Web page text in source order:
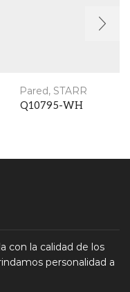
Pared, STARR
Q10795-WH
con la calidad de los
personalidad a